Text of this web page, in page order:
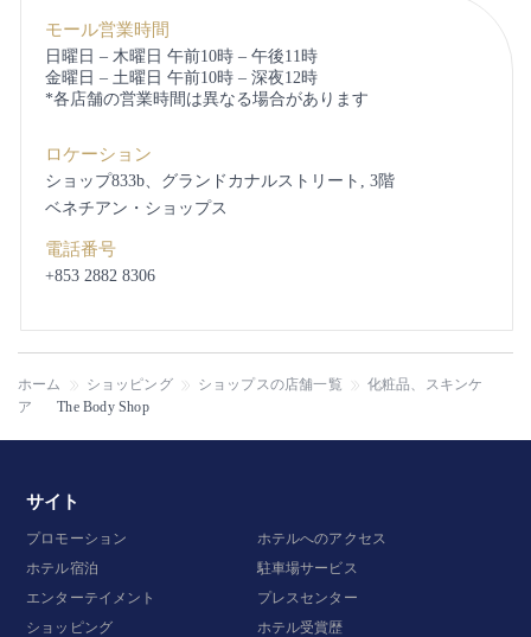
モール営業時間
日曜日 – 木曜日 午前10時 – 午後11時
金曜日 – 土曜日 午前10時 – 深夜12時
*各店舗の営業時間は異なる場合があります
ロケーション
ショップ833b、グランドカナルストリート, 3階
ベネチアン・ショップス
電話番号
+853 2882 8306
ホーム ショッピング ショップスの店舗一覧
化粧品、スキンケ
ア
The Body Shop
サイト
プロモーション
ホテル宿泊
エンターテイメント
ショッピング
ホテルへのアクセス
駐車場サービス
プレスセンター
ホテル受賞歴